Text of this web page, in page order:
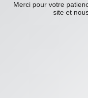
Merci pour votre
site et